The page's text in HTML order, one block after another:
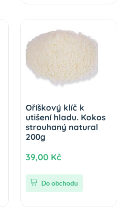
Oříškový klíč k
utišení hladu. Kokos
strouhaný natural
200g
39,00 Kč
Do obchodu